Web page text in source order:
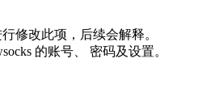
修改此项，后续会解释。
的账号、 密码及设置。